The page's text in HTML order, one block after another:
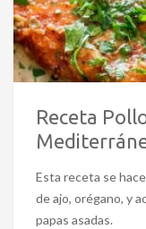
Receta
Esta receta se
de ajo, orégano, y
papas asadas.